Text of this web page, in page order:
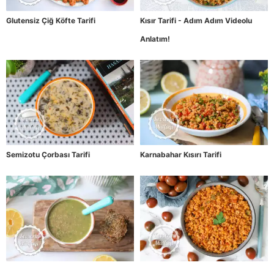
Glutensiz Çiğ Köfte Tarifi
Kısır Tarifi - Adım Adım Videolu
Anlatım!
Semizotu Çorbası Tarifi Karnabahar Kısırı Tarifi